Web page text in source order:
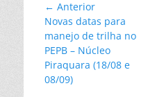
Navegação
de
Post
← Anterior
Post
anterior:
Novas datas para
manejo de trilha no
PEPB – Núcleo
Piraquara (18/08 e
08/09)